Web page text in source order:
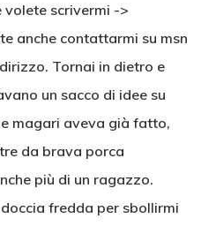
volete scrivermi ->
anche contattarmi su msn
Tornai in dietro e
un sacco di idee su
magari aveva già fatto,
da brava porca
più di un ragazzo.
fredda per sbollirmi